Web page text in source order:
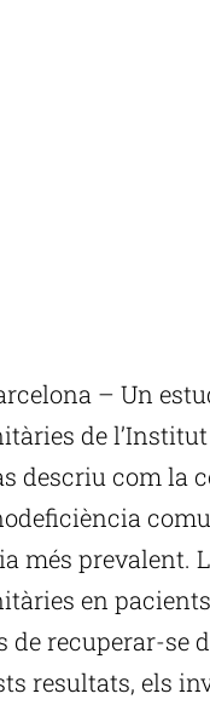
– Un
de
descriu com la
més prevalent.
en
de recuperar-se
resultats, els